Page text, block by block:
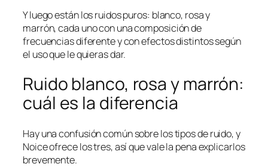
Y luego están los ruidos puros: blanco, rosa y
marrón, cada uno con una composición de
frecuencias diferente y con efectos distintos según
el uso que le quieras dar.
Ruido blanco, rosa y marrón:
cuál es la diferencia
Hay una confusión común sobre los tipos de ruido, y
Noice ofrece los tres, así que vale la pena explicarlos
brevemente.